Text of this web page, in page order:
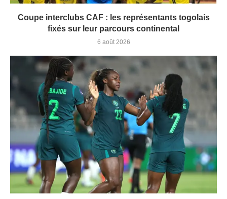
Coupe interclubs CAF : les représentants togolais
fixés sur leur parcours continental
6 août 2026